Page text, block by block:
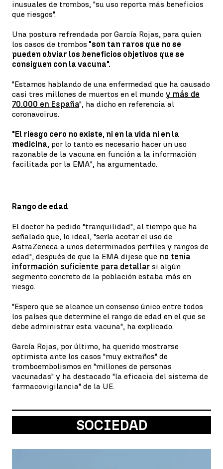
inusuales de trombos, "su uso reporta más beneficios
que riesgos".
Una postura refrendada por García Rojas, para quien
los casos de trombos "son tan raros que no se
pueden obviar los beneficios objetivos que se
consiguen con la vacuna".
"Estamos hablando de una enfermedad que ha causado
casi tres millones de muertos en el mundo y más de
70.000 en España", ha dicho en referencia al
coronavoirus.
"El riesgo cero no existe, ni en la vida ni en la
medicina, por lo tanto es necesario hacer un uso
razonable de la vacuna en función a la información
facilitada por la EMA", ha argumentado.
Rango de edad
El doctor ha pedido "tranquilidad", al tiempo que ha
señalado que, lo ideal, "sería acotar el uso de
AstraZeneca a unos determinados perfiles y rangos de
edad", después de que la EMA dijese que no tenía
información suficiente para detallar si algún
segmento concreto de la población estaba más en
riesgo.
"Espero que se alcance un consenso único entre todos
los países que determine el rango de edad en el que se
debe administrar esta vacuna", ha explicado.
García Rojas, por último, ha querido mostrarse
optimista ante los casos "muy extraños" de
tromboembolismos en "millones de personas
vacunadas" y ha destacado "la eficacia del sistema de
farmacovigilancia" de la UE.
SOCIEDAD